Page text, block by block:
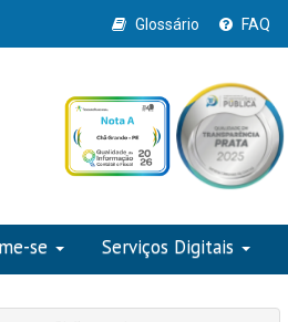
Glossário FAQ
se Serviços Digitais